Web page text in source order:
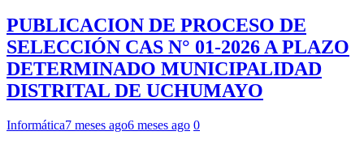
PUBLICACION DE PROCESO DE
SELECCIÓN CAS N° 01-2026 A PLAZO
DETERMINADO MUNICIPALIDAD
DISTRITAL DE UCHUMAYO
Informática7 meses ago6 meses ago 0